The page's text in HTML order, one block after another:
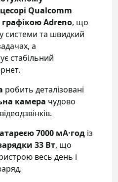
Qualcomm
графікою Adreno, що
системи та швидкий
а
стабільний
робить деталізовані
камера чудово
7000 мА·год із
33 Вт, що
весь день і